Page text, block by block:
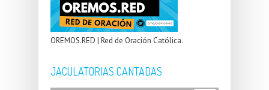
OREMOS.RED | Red de Oración Católica.
JACULATORIAS CANTADAS